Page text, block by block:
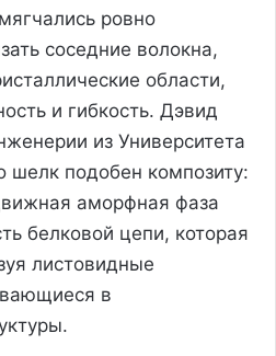
ровно
соседние волокна,
области,
и гибкость. Дэвид
из Университета
шелк подобен композиту:
аморфная фаза
белковой цепи, которая
листовидные
в